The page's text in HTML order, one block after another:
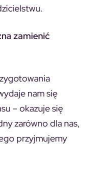
zamienić
nam się
– okazuje się
zarówno dla nas,
przyjmujemy